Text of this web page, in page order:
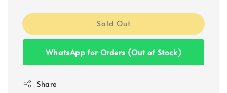
Sold Out
WhatsApp for Orders (Out of Stock)
Share